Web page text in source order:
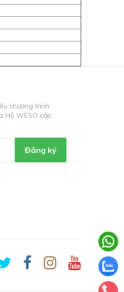
chương trình
Hộ WESO cập
Đăng ký